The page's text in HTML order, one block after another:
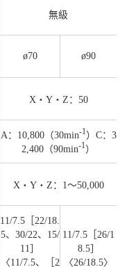
無級
ø70 ø90
X・Y・Z：50
A：10,800（30min-1）C：3
2,400（90min-1）
X・Y・Z：1～50,000
11/7.5［22/18.
5、30/22、15/
11］
〈11/7.5、［2
11/7.5［26/1
8.5］
〈26/18.5〉